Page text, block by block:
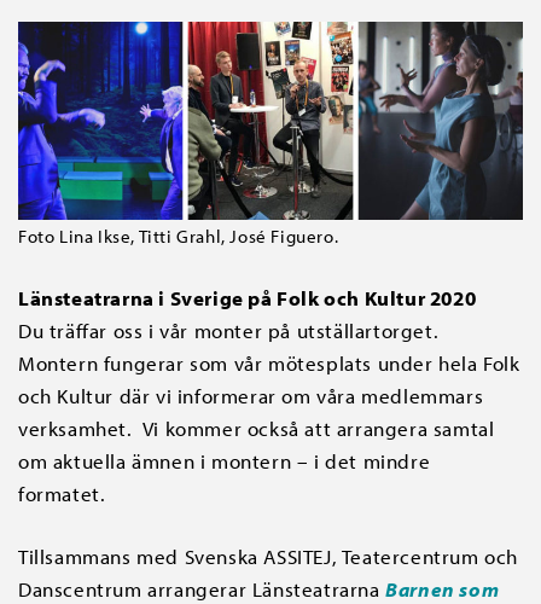
Foto Lina Ikse, Titti Grahl, José Figuero.
Länsteatrarna i Sverige på Folk och Kultur 2020
Du träffar oss i vår monter på utställartorget.
Montern fungerar som vår mötesplats under hela Folk
och Kultur där vi informerar om våra medlemmars
verksamhet. Vi kommer också att arrangera samtal
om aktuella ämnen i montern – i det mindre
formatet.
Tillsammans med Svenska ASSITEJ, Teatercentrum och
Danscentrum arrangerar LänsteatrarnaBarnen som